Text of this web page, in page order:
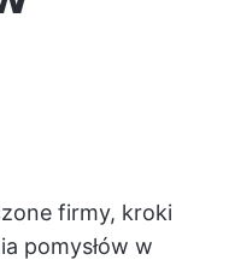
firmy, kroki
pomysłów w